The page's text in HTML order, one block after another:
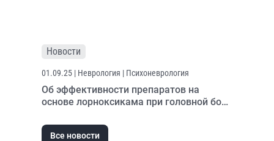
Новости
01.09.25 | Неврология | Психоневрология
Об эффективности препаратов на
основе лорноксикама при головной боли
Все новости